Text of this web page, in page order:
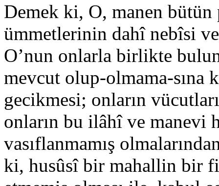
Demek ki, O, manen
ümmetlerinin dahî nebîsi
O’nun onlarla birlikte
mevcut olup-olmama-
gecikmesi; onların
onların bu ilâhî ve manevi
vasıflanmamış
ki, husûsî bir mahallin bir